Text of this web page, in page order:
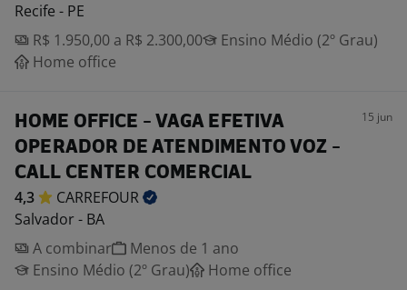
Recife - PE
R$ 1.950,00 a R$ 2.300,00
Ensino Médio (2º Grau)
Home office
HOME OFFICE - VAGA EFETIVA
OPERADOR DE ATENDIMENTO VOZ -
CALL CENTER COMERCIAL
15 jun
4,3
CARREFOUR
Salvador - BA
A combinar
Menos de 1 ano
Ensino Médio (2º Grau)
Home office